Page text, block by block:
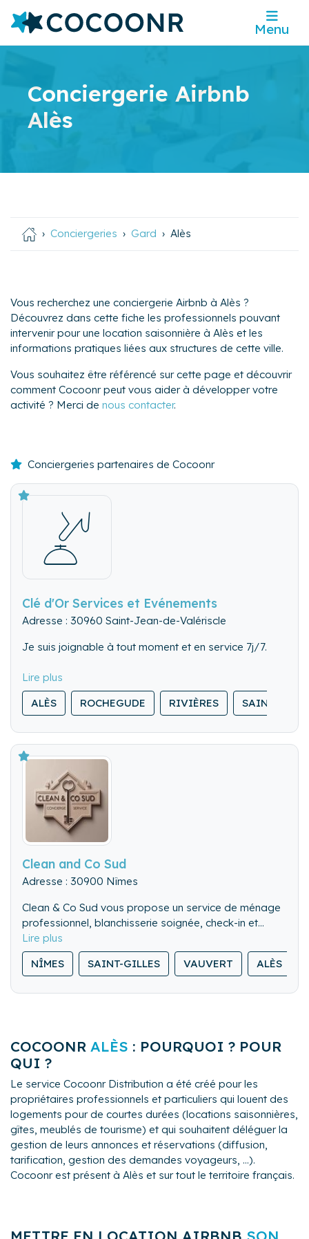
Menu
Conciergerie Airbnb
Alès
Conciergeries Gard Alès
Vous recherchez une conciergerie Airbnb à Alès ?
Découvrez dans cette fiche les professionnels pouvant
intervenir pour une location saisonnière à Alès et les
informations pratiques liées aux structures de cette ville.
Vous souhaitez être référencé sur cette page et découvrir
comment Cocoonr peut vous aider à développer votre
activité ? Merci de nous contacter.
Conciergeries partenaires de Cocoonr
Clé d'Or Services et Evénements
Adresse : 30960 Saint-Jean-de-Valériscle
Je suis joignable à tout moment et en service 7j/7.
ALÈS ROCHEGUDE RIVIÈRES SAINT-
Clean and Co Sud
Adresse : 30900 Nîmes
Clean & Co Sud vous propose un service de ménage
professionnel, blanchisserie soignée, check-in et
check-out rigoureux pour vos locations saisonnières.
Notre équipe veille à la propreté et au confort de
chaque logement, avec un haut niveau d’exigence.
NÎMES SAINT-GILLES VAUVERT ALÈS
COCOONR ALÈS : POURQUOI ? POUR
QUI ?
Le service Cocoonr Distribution a été créé pour les
propriétaires professionnels et particuliers qui louent des
logements pour de courtes durées (locations saisonnières,
gîtes, meublés de tourisme) et qui souhaitent déléguer la
gestion de leurs annonces et réservations (diffusion,
tarification, gestion des demandes voyageurs, ...).
Cocoonr est présent à Alès et sur tout le territoire français.
METTRE EN LOCATION AIRBNB SON